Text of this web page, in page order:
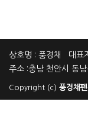
상호명 : 풍경채 대
주소 :충남 천안시 동
Copyright (c) 풍경채